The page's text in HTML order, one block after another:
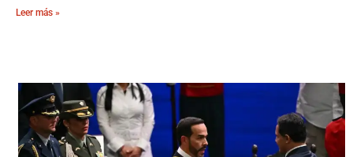
Leer más »